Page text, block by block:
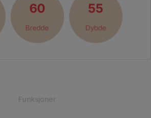
60
Bredde
55
Dybde
Funksjoner